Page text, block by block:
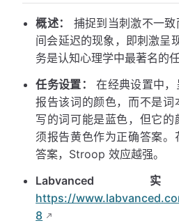
概述：
捕捉到当刺激不一
间会延迟的现象，即刺激呈
务是认知心理学中最著名的任
任务设置：
在经典设置中
报告该词的颜色，而不是词
写的词可能是蓝色，但它
须报告黄色作为正确答案
答案，Stroop 效应越强。
https://
8